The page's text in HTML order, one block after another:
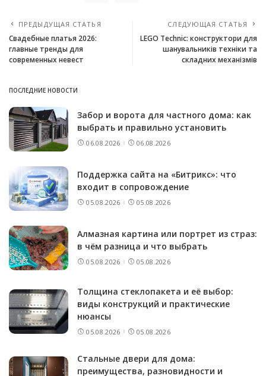
ПРЕДЫДУЩАЯ СТАТЬЯ
Свадебные платья 2026:
главные тренды для
современных невест
СЛЕДУЮЩАЯ СТАТЬЯ
LEGO Technic: конструктори для
шанувальників техніки та
складних механізмів
ПОСЛЕДНИЕ НОВОСТИ
Забор и ворота для частного дома: как
выбрать и правильно установить
06.08.2026 06.08.2026
Поддержка сайта на «Битрикс»: что
входит в сопровождение
05.08.2026 05.08.2026
Алмазная картина или портрет из страз:
в чём разница и что выбрать
05.08.2026 05.08.2026
Толщина стеклопакета и её выбор:
виды конструкций и практические
нюансы
05.08.2026 05.08.2026
Стальные двери для дома:
преимущества, разновидности и